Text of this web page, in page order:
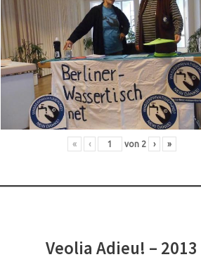
« ‹ von 2 › »
Veolia Adieu! – 2013